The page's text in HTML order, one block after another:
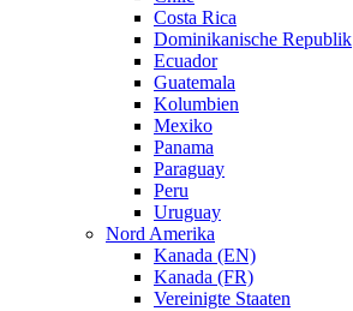
Costa Rica
Dominikanische Republik
Ecuador
Guatemala
Kolumbien
Mexiko
Panama
Paraguay
Peru
Uruguay
Nord Amerika
Kanada (EN)
Kanada (FR)
Vereinigte Staaten